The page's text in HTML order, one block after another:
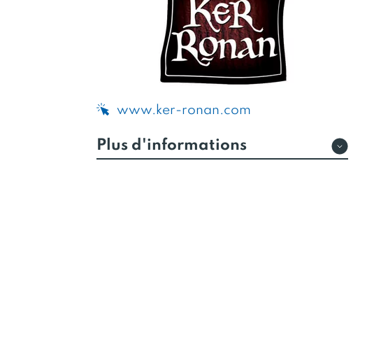
www.ker-ronan.com
Plus d'informations